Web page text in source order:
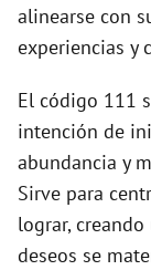
alinearse con
experiencias y
El código 111
intención de
abundancia y
Sirve para
lograr,
deseos se